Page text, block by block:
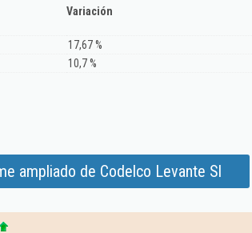
Variación
17,67 %
10,7 %
ampliado de Codelco Levante Sl